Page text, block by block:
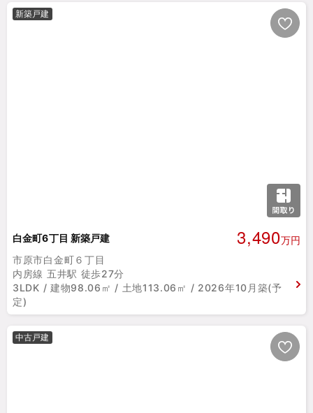
新築戸建
白金町6丁目 新築戸建 3,490万円
市原市白金町６丁目
内房線 五井駅 徒歩27分
3LDK / 建物98.06㎡ / 土地113.06㎡ / 2026年10月築(予
定)
中古戸建